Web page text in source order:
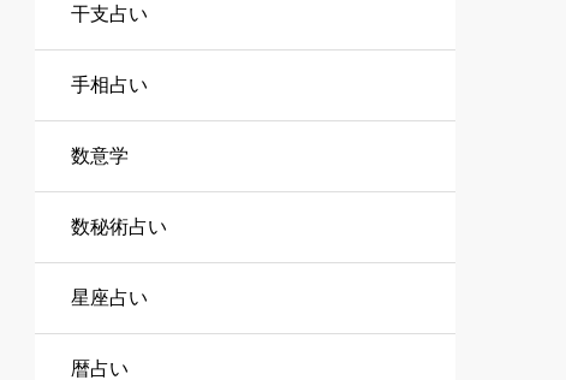
干支占い
手相占い
数意学
数秘術占い
星座占い
暦占い